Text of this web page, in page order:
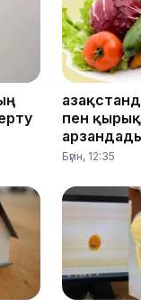
пен
Бүгін, 12:35